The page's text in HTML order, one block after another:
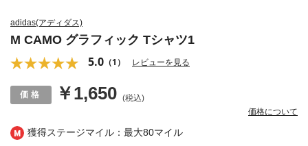
獲得ステージマイル：最大80マイル
adidas(アディダス)
M CAMO グラフィック Tシャツ1
5.0 （1） レビューを見る
￥1,650 (税込)
価格について